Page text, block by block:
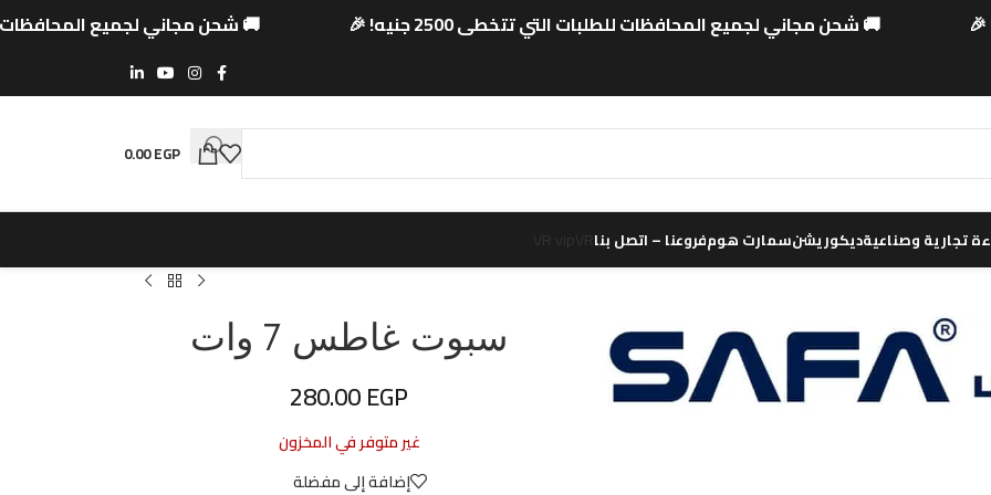
🚚 شحن مجاني لجميع المحافظات 🚚 شحن مجاني لجميع المحافظات للطلبات التي تتخطى 2500 جنيه! 🎉
0.00EGP
تجارية وصناعيةديكوريشنسمارت هومفروعنا – اتصل بناVR
VR vip
سبوت غاطس 7 وات
280.00EGP
غير متوفر في المخزون
إضافة إلى مفضلة